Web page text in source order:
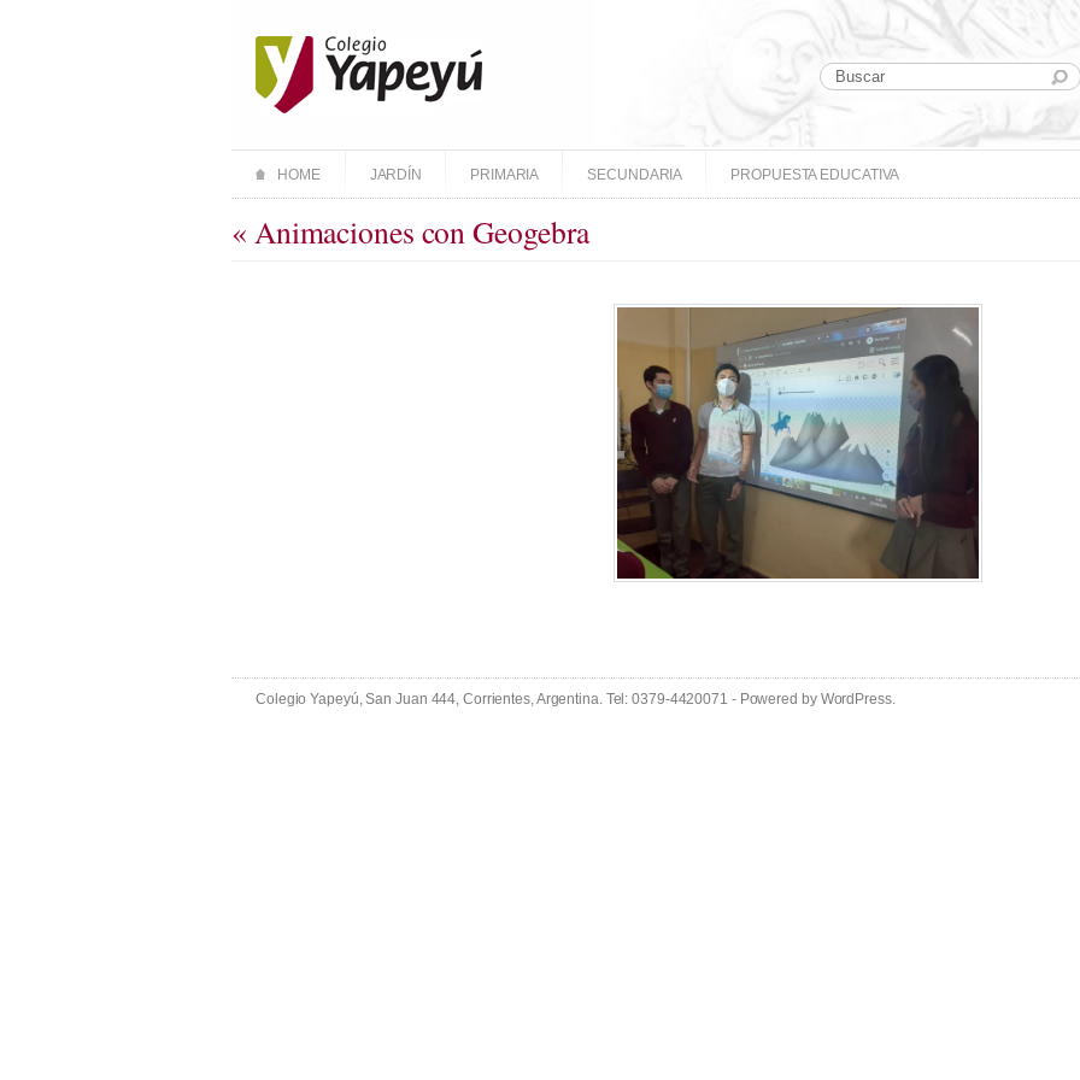
HOME JARDÍN PRIMARIA SECUNDARIA PROPUESTA EDUCATIVA
« Animaciones con Geogebra
Colegio Yapeyú, San Juan 444, Corrientes, Argentina. Tel: 0379-4420071 - Powered by WordPress.